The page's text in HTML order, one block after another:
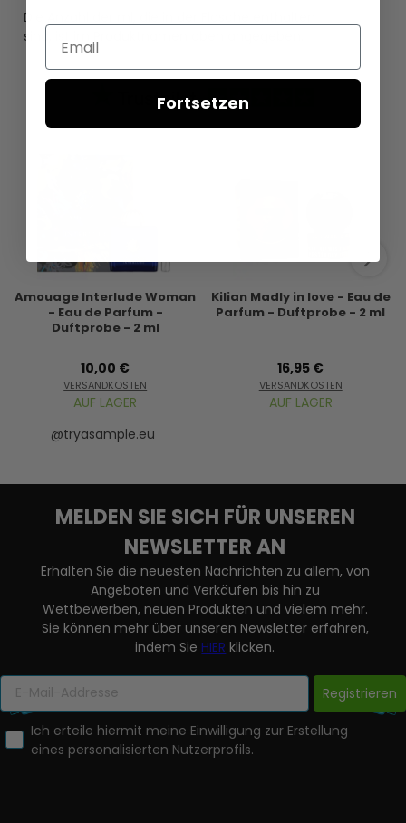
Die Anzahl der ml, die in der Flasche enthalten
sind, ist im Produktnamen oben angegeben.
Amouage Interlude Woman
- Eau de Parfum -
Duftprobe - 2 ml
10,00 €
VERSANDKOSTEN
AUF LAGER
Kilian Madly in love - Eau de
Parfum - Duftprobe - 2 ml
16,95 €
VERSANDKOSTEN
AUF LAGER
@tryasample.eu
MELDEN SIE SICH FÜR UNSEREN
NEWSLETTER AN
Erhalten Sie die neuesten Nachrichten zu allem, von
Angeboten und Verkäufen bis hin zu
Wettbewerben, neuen Produkten und vielem mehr.
Sie können mehr über unseren Newsletter erfahren,
indem SieHIER klicken.
Registrieren
Ich erteile hiermit meine Einwilligung zur Erstellung
eines personalisierten Nutzerprofils.
Email
Fortsetzen